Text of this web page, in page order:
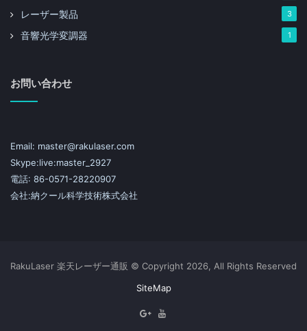
レーザー製品 3
音響光学変調器 1
お問い合わせ
Email: master@rakulaser.com
Skype:live:master_2927
電話: 86-0571-28220907
会社:納クール科学技術株式会社
RakuLaser 楽天レーザー通販 © Copyright 2026, All Rights Reserved
SiteMap